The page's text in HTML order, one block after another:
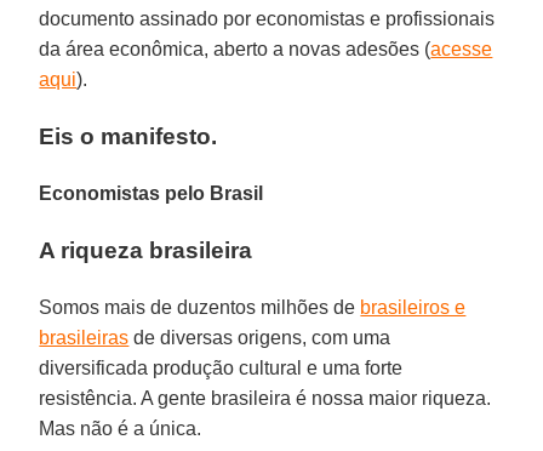
documento assinado por economistas e profissionais
da área econômica, aberto a novas adesões (acesse
aqui).
Eis o manifesto.
Economistas pelo Brasil
A riqueza brasileira
Somos mais de duzentos milhões de brasileiros e
brasileiras de diversas origens, com uma
diversificada produção cultural e uma forte
resistência. A gente brasileira é nossa maior riqueza.
Mas não é a única.